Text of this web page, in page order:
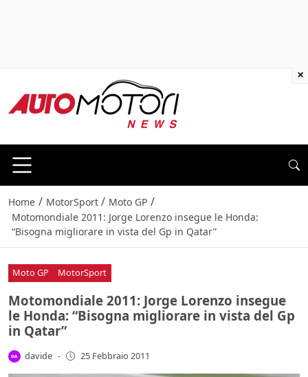
Home / MotorSport / Moto GP /
Motomondiale 2011: Jorge Lorenzo insegue le Honda:
“Bisogna migliorare in vista del Gp in Qatar”
Moto GP MotorSport
Motomondiale 2011: Jorge Lorenzo insegue
le Honda: “Bisogna migliorare in vista del Gp
in Qatar”
davide - 25 Febbraio 2011
×